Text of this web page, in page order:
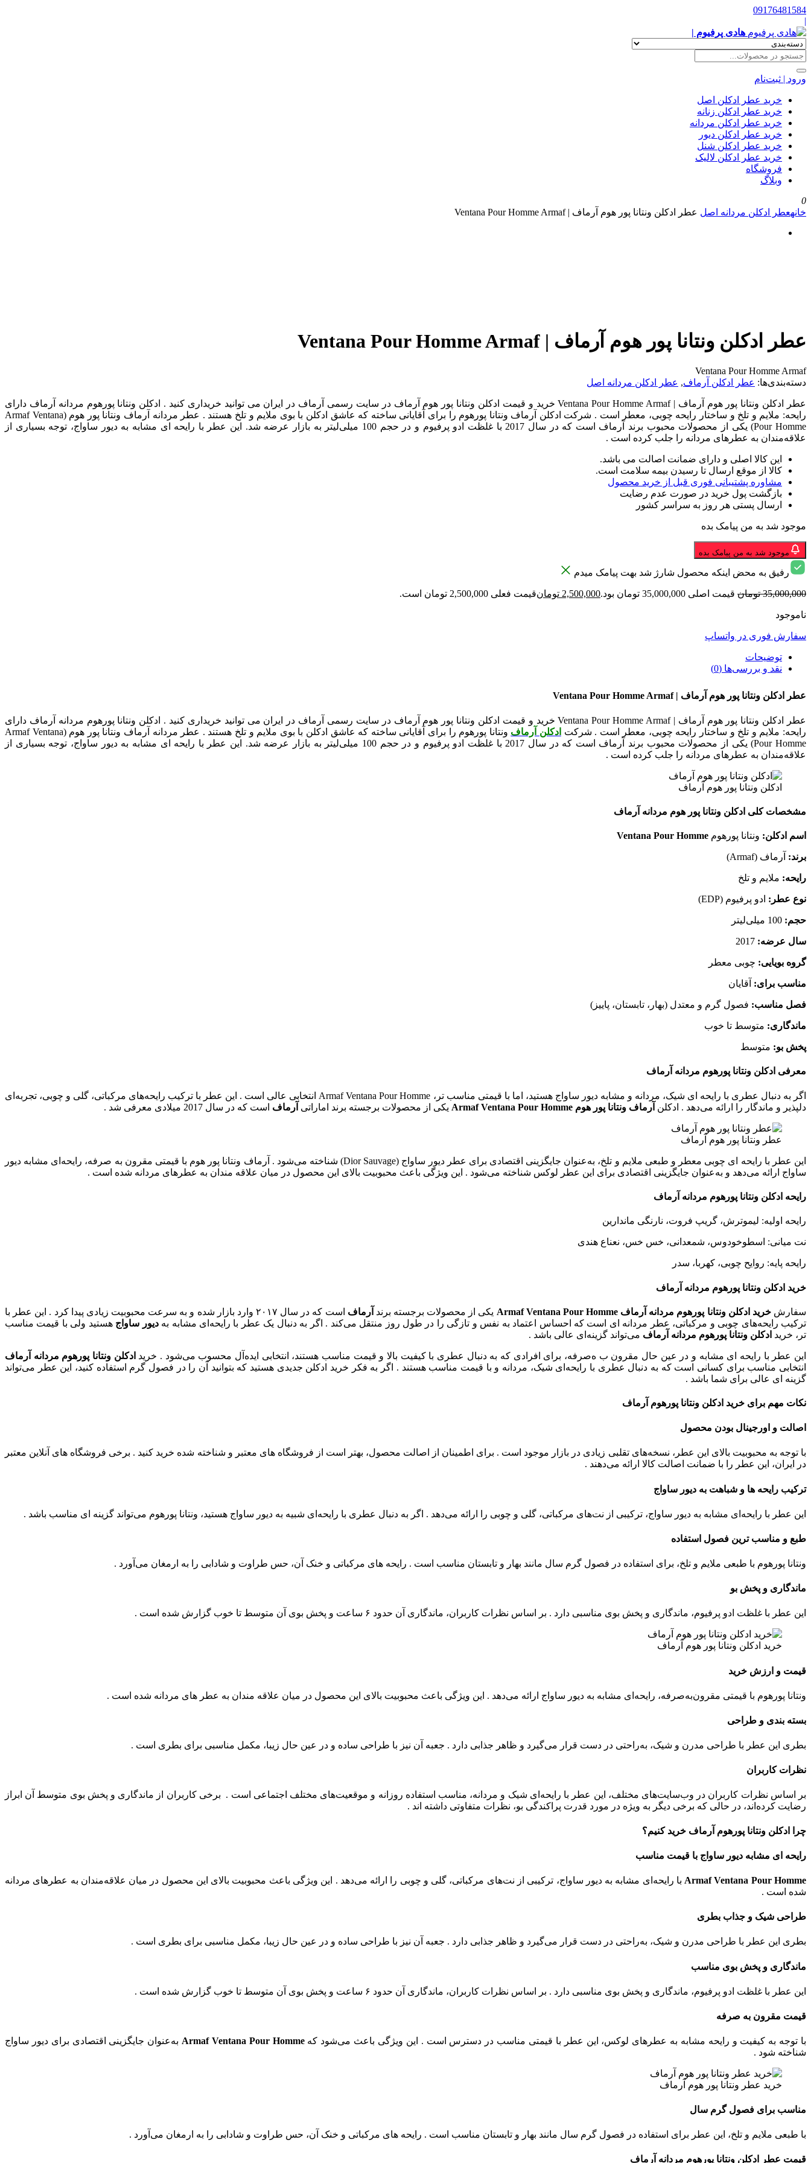
09176481584
|
هادی پرفیوم |
ورود | ثبت‌نام
خرید عطر ادکلن اصل
خرید عطر ادکلن زنانه
خرید عطر ادکلن مردانه
خرید عطر ادکلن دیور
خرید عطر ادکلن شنل
خرید عطر ادکلن لالیک
فروشگاه
وبلاگ
0
خانهعطر ادکلن مردانه اصل عطر ادکلن ونتانا پور هوم آرماف | Ventana Pour Homme Armaf
عطر ادکلن ونتانا پور هوم آرماف | Ventana Pour Homme Armaf
Ventana Pour Homme Armaf
دسته‌بندی‌ها: عطر ادکلن آرماف, عطر ادکلن مردانه اصل
عطر ادکلن ونتانا پور هوم آرماف | Ventana Pour Homme Armaf خرید و قیمت ادکلن ونتانا پور هوم آرماف در سایت رسمی آرماف در ایران می توانید خریداری کنید . ادکلن ونتانا پورهوم مردانه آرماف دارای
رایحه: ملایم و تلخ و ساختار رایحه چوبی، معطر است . شرکت ادکلن آرماف ونتانا پورهوم را برای آقایانی ساخته که عاشق ادکلن با بوی ملایم و تلخ هستند . عطر مردانه آرماف ونتانا پور هوم (Armaf Ventana
Pour Homme) یکی از محصولات محبوب برند آرماف است که در سال 2017 با غلظت ادو پرفیوم و در حجم 100 میلی‌لیتر به بازار عرضه شد. این عطر با رایحه‌ ای مشابه به دیور ساواج، توجه بسیاری از
علاقه‌مندان به عطرهای مردانه را جلب کرده است .
این کالا اصلی و دارای ضمانت اصالت می باشد.
کالا از موقع ارسال تا رسیدن بیمه سلامت است.
مشاوره پشتیبانی فوری قبل از خرید محصول
بازگشت پول خرید در صورت عدم رضایت
ارسال پستی هر روز به سراسر کشور
موجود شد به من پیامک بده
موجود شد به من پیامک بده
رفیق به محض اینکه محصول شارژ شد بهت پیامک میدم
35,000,000 تومان قیمت اصلی 35,000,000 تومان بود. 2,500,000 تومانقیمت فعلی 2,500,000 تومان است.
ناموجود
سفارش فوری در واتساپ
توضیحات
نقد و بررسی‌ها (0)
عطر ادکلن ونتانا پور هوم آرماف | Ventana Pour Homme Armaf
عطر ادکلن ونتانا پور هوم آرماف | Ventana Pour Homme Armaf خرید و قیمت ادکلن ونتانا پور هوم آرماف در سایت رسمی آرماف در ایران می توانید خریداری کنید . ادکلن ونتانا پورهوم مردانه آرماف دارای
رایحه: ملایم و تلخ و ساختار رایحه چوبی، معطر است . شرکت ادکلن آرماف
ونتانا پورهوم را برای آقایانی ساخته که عاشق ادکلن با بوی ملایم و تلخ هستند . عطر مردانه آرماف ونتانا پور هوم (Armaf Ventana
Pour Homme) یکی از محصولات محبوب برند آرماف است که در سال 2017 با غلظت ادو پرفیوم و در حجم 100 میلی‌لیتر به بازار عرضه شد. این عطر با رایحه‌ ای مشابه به دیور ساواج، توجه بسیاری از
علاقه‌مندان به عطرهای مردانه را جلب کرده است .
ادکلن ونتانا پور هوم آرماف
مشخصات کلی ادکلن ونتانا پور هوم مردانه آرماف
اسم ادکلن: ونتانا پورهوم Ventana Pour Homme
برند: آرماف (Armaf)
رایحه: ملایم و تلخ
نوع عطر: ادو پرفیوم (EDP)
حجم:
سال عرضه:
گروه بویایی: چوبی معطر
مناسب برای: آقایان
فصل مناسب: فصول گرم و معتدل (بهار، تابستان، پاییز)
ماندگاری: متوسط تا خوب
پخش بو: متوسط
معرفی ادکلن ونتانا پورهوم مردانه آرماف
اگر به دنبال عطری با رایحه‌ ای شیک، مردانه و مشابه دیور ساواج هستید، اما با قیمتی مناسب‌ تر، Armaf Ventana Pour Homme انتخابی عالی است . این عطر با ترکیب رایحه‌های مرکباتی، گلی و چوبی، تجربه‌ای
دلپذیر و ماندگار را ارائه می‌دهد . ادکلن آرماف ونتانا پور هوم Armaf Ventana Pour Homme یکی از محصولات برجسته برند اماراتی آرماف است که در سال 2017 میلادی معرفی شد .
عطر ونتانا پور هوم آرماف
این عطر با رایحه‌ ای چوبی معطر و طبعی ملایم و تلخ، به‌عنوان جایگزینی اقتصادی برای عطر دیور ساواج (Dior Sauvage) شناخته می‌شود . آرماف ونتانا پور هوم با قیمتی مقرون‌ به‌ صرفه، رایحه‌ای مشابه دیور
ساواج ارائه می‌دهد و به‌عنوان جایگزینی اقتصادی برای این عطر لوکس شناخته می‌شود . این ویژگی باعث محبوبیت بالای این محصول در میان علاقه‌ مندان به عطرهای مردانه شده است .
رایحه ادکلن ونتانا پورهوم مردانه آرماف
رایحه اولیه: لیموترش، گریپ فروت، نارنگی ماندارین
نت میانی: اسطوخودوس، شمعدانی، خس خس، نعناع هندی
رایحه پایه: روایح چوبی، کهربا، سدر
خرید ادکلن ونتانا پورهوم مردانه آرماف
سفارشخرید ادکلن ونتانا پورهوم مردانه آرماف Armaf Ventana Pour Homme یکی از محصولات برجسته برند آرماف
است که در سال ۲۰۱۷ وارد بازار شده و به سرعت محبوبیت زیادی پیدا کرد . این عطر با
ترکیب رایحه‌های چوبی و مرکباتی، عطر مردانه‌ ای است که احساس اعتماد به نفس و تازگی را در طول روز منتقل می‌کند . اگر به دنبال یک عطر با رایحه‌ای مشابه بهدیور ساواج هستید ولی با قیمت مناسب‌
تر، خرید ادکلن ونتانا پورهوم مردانه آرماف می‌تواند گزینه‌ای عالی باشد .
این عطر با رایحه‌ ای مشابه و در عین حال مقرون‌ ب ه‌صرفه، برای افرادی که به دنبال عطری با کیفیت بالا و قیمت مناسب هستند، انتخابی ایده‌آل محسوب می‌شود . خرید ادکلن ونتانا پورهوم مردانه آرماف
انتخابی مناسب برای کسانی است که به دنبال عطری با رایحه‌ای شیک، مردانه و با قیمت مناسب هستند . اگر به فکر خرید ادکلن جدیدی هستید که بتوانید آن را در فصول گرم استفاده کنید، این عطر می‌تواند
گزینه‌ ای عالی برای شما باشد .
نکات مهم برای خرید ادکلن ونتانا پورهوم آرماف
اصالت و اورجینال بودن محصول
با توجه به محبوبیت بالای این عطر، نسخه‌های تقلبی زیادی در بازار موجود است . برای اطمینان از اصالت محصول، بهتر است از فروشگاه‌ های معتبر و شناخته‌ شده خرید کنید . برخی فروشگاه‌ های آنلاین معتبر
در ایران، این عطر را با ضمانت اصالت کالا ارائه می‌دهند .
ترکیب رایحه‌ ها و شباهت به دیور ساواج
این عطر با رایحه‌ای مشابه به دیور ساواج، ترکیبی از نت‌های مرکباتی، گلی و چوبی را ارائه می‌دهد . اگر به دنبال عطری با رایحه‌ای شبیه به دیور ساواج هستید، ونتانا پورهوم می‌تواند گزینه‌ ای مناسب باشد .
طبع و مناسب‌ ترین فصول استفاده
ونتانا پورهوم با طبعی ملایم و تلخ، برای استفاده در فصول گرم سال مانند بهار و تابستان مناسب است . رایحه‌ های مرکباتی و خنک آن، حس طراوت و شادابی را به ارمغان می‌آورد .
ماندگاری و پخش بو
این عطر با غلظت ادو پرفیوم، ماندگاری و پخش بوی مناسبی دارد . بر اساس نظرات کاربران، ماندگاری آن حدود ۶ ساعت و پخش بوی آن متوسط تا خوب گزارش شده است .
خرید ادکلن ونتانا پور هوم آرماف
قیمت و ارزش خرید
ونتانا پورهوم با قیمتی مقرون‌به‌صرفه، رایحه‌ای مشابه به دیور ساواج ارائه می‌دهد . این ویژگی باعث محبوبیت بالای این محصول در میان علاقه‌ مندان به عطر های مردانه شده است .
بسته‌ بندی و طراحی
بطری این عطر با طراحی مدرن و شیک، به‌راحتی در دست قرار می‌گیرد و ظاهر جذابی دارد . جعبه آن نیز با طراحی ساده و در عین حال زیبا، مکمل مناسبی برای بطری است .
نظرات کاربران
بر اساس نظرات کاربران در وب‌سایت‌های مختلف، این عطر با رایحه‌ای شیک و مردانه، مناسب استفاده روزانه و موقعیت‌های مختلف اجتماعی است . برخی کاربران از ماندگاری و پخش بوی متوسط آن ابراز
رضایت کرده‌اند، در حالی که برخی دیگر به‌ ویژه در مورد قدرت پراکندگی بو، نظرات متفاوتی داشته‌ اند .
چرا ادکلن ونتانا پورهوم آرماف خرید کنیم؟
رایحه‌ ای مشابه دیور ساواج با قیمت مناسب
Armaf Ventana Pour Homme با رایحه‌ای مشابه به دیور ساواج، ترکیبی از نت‌های مرکباتی، گلی و چوبی را ارائه می‌دهد . این ویژگی باعث محبوبیت بالای این محصول در میان علاقه‌مندان به عطرهای مردانه
شده است .
طراحی شیک و جذاب بطری
بطری این عطر با طراحی مدرن و شیک، به‌راحتی در دست قرار می‌گیرد و ظاهر جذابی دارد . جعبه آن نیز با طراحی ساده و در عین حال زیبا، مکمل مناسبی برای بطری است .
ماندگاری و پخش بوی مناسب
این عطر با غلظت ادو پرفیوم، ماندگاری و پخش بوی مناسبی دارد . بر اساس نظرات کاربران، ماندگاری آن حدود ۶ ساعت و پخش بوی آن متوسط تا خوب گزارش شده است .
قیمت مقرون‌ به‌ صرفه
با توجه به کیفیت و رایحه مشابه به عطرهای لوکس، این عطر با قیمتی مناسب در دسترس است . این ویژگی باعث می‌شود کهArmaf Ventana Pour Homme به‌عنوان جایگزینی اقتصادی برای دیور ساواج
شناخته شود .
خرید عطر ونتانا پور هوم آرماف
مناسب برای فصول گرم سال
با طبعی ملایم و تلخ، این عطر برای استفاده در فصول گرم سال مانند بهار و تابستان مناسب است . رایحه‌ های مرکباتی و خنک آن، حس طراوت و شادابی را به ارمغان می‌آورد .
قیمت عطر ادکلن ونتانا پورهوم مردانه آرماف